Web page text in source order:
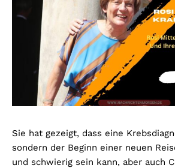
Sie hat gezeigt, dass eine
sondern der Beginn einer neuen
und schwierig sein kann, aber auch